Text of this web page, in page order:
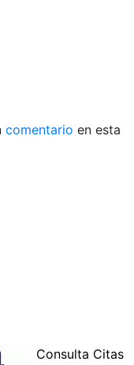
comentario en esta